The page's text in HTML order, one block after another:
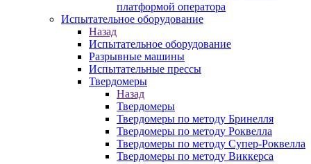
платформой оператора
Испытательное оборудование
Назад
Испытательное оборудование
Разрывные машины
Испытательные прессы
Твердомеры
Назад
Твердомеры
Твердомеры по методу Бринелля
Твердомеры по методу Роквелла
Твердомеры по методу Супер-Роквелла
Твердомеры по методу Виккерса